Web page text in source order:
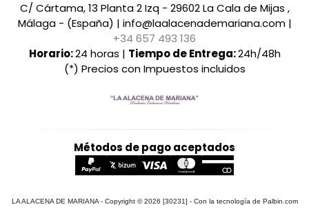
C/ Cártama, 13 Planta 2 Izq - 29602 La Cala de Mijas ,
Málaga - (España) | info@laalacenademariana.com |
+34 657 493 136
Horario:24 horas | Tiempo de Entrega:24h/48h
(*) Precios con Impuestos incluidos
Métodos de pago aceptados
LA ALACENA DE MARIANA- Copyright © 2026 [30231] - Con la tecnología de Palbin.com